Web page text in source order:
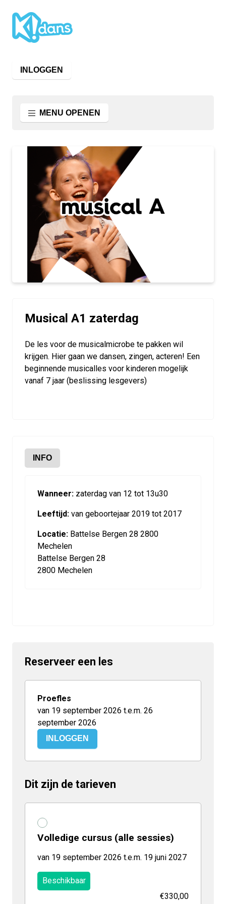
INLOGGEN
MENU OPENEN
Musical A1 zaterdag
De les voor de musicalmicrobe te pakken wil
krijgen. Hier gaan we dansen, zingen, acteren! Een
beginnende musicalles voor kinderen mogelijk
vanaf 7 jaar (beslissing lesgevers)
INFO
Wanneer: zaterdag van 12 tot 13u30
Leeftijd: van geboortejaar 2019 tot 2017
Locatie: Battelse Bergen 28 2800
Mechelen
Battelse Bergen 28
2800 Mechelen
Reserveer een les
Proefles
van 19 september 2026 t.e.m. 26
september 2026
INLOGGEN
Dit zijn de tarieven
Volledige cursus (alle sessies)
van 19 september 2026 t.e.m. 19 juni 2027
Beschikbaar
€330,00